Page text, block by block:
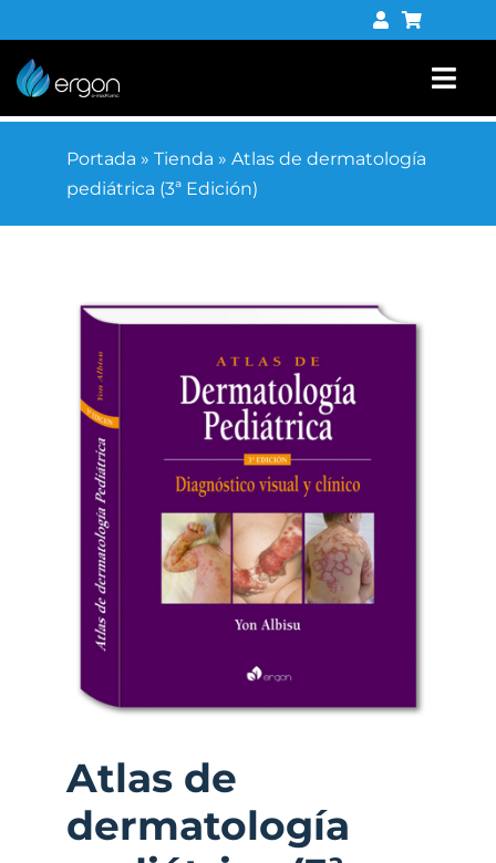
al
contenido
Libros
Portada » Tienda » Atlas de dermatología
pediátrica (3ª Edición)
Atlas de
dermatología